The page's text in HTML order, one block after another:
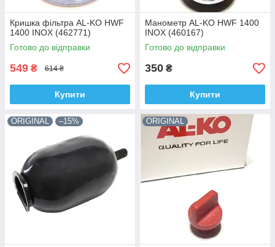
Кришка фільтра AL-KO HWF
1400 INOX (462771)
Готово до відправки
549 ₴ 614 ₴
Купити
Манометр AL-KO HWF 1400
INOX (460167)
Готово до відправки
350 ₴
Купити
ORIGINAL –15% ORIGINAL